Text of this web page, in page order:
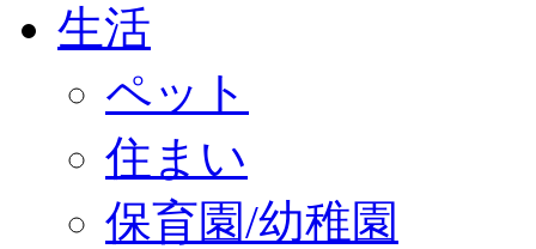
生活
ペット
住まい
保育園/幼稚園